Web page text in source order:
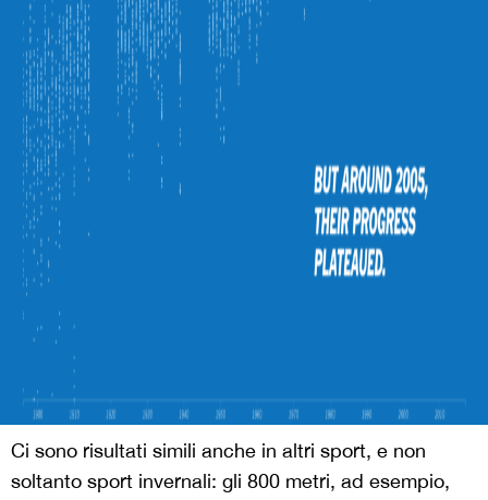
Ci sono risultati simili anche in altri sport, e non
soltanto sport invernali: gli 800 metri, ad esempio,